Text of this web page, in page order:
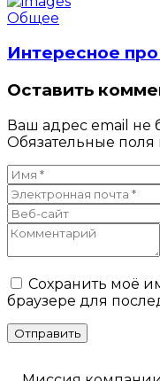
Общее
Интересное
Оставить
Ваш адрес email не
Обязательные
Сохранить моё
браузере для